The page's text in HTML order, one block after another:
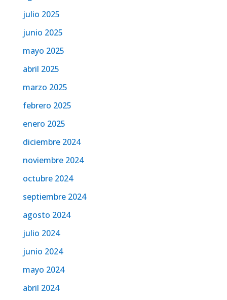
julio 2025
junio 2025
mayo 2025
abril 2025
marzo 2025
febrero 2025
enero 2025
diciembre 2024
noviembre 2024
octubre 2024
septiembre 2024
agosto 2024
julio 2024
junio 2024
mayo 2024
abril 2024